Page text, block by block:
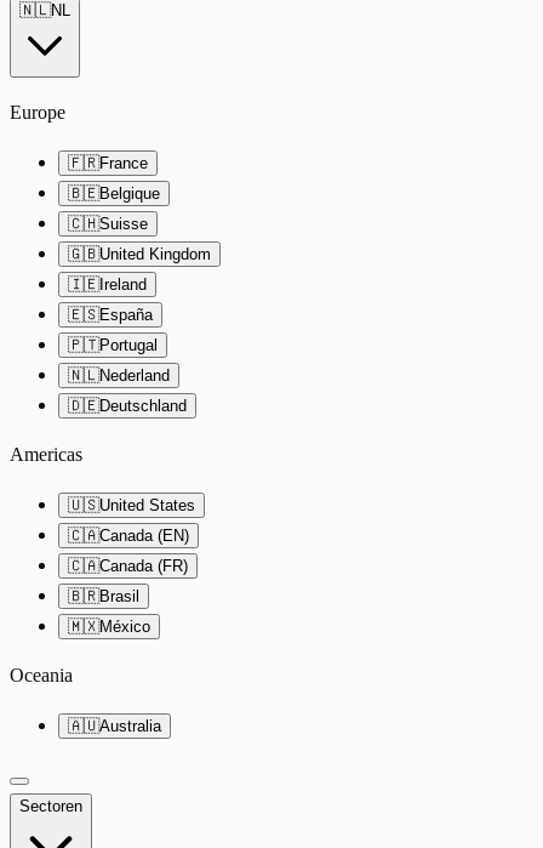
🇳🇱NL
Europe
🇫🇷France
🇧🇪Belgique
🇨🇭Suisse
🇬🇧United Kingdom
🇮🇪Ireland
🇪🇸España
🇵🇹Portugal
🇳🇱Nederland
🇩🇪Deutschland
Americas
🇺🇸United States
🇨🇦Canada (EN)
🇨🇦Canada (FR)
🇧🇷Brasil
🇲🇽México
Oceania
🇦🇺Australia
Sectoren